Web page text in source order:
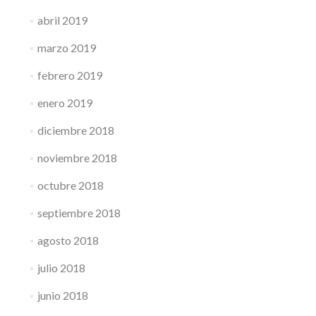
abril 2019
marzo 2019
febrero 2019
enero 2019
diciembre 2018
noviembre 2018
octubre 2018
septiembre 2018
agosto 2018
julio 2018
junio 2018